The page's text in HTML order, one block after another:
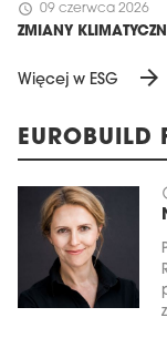
schedule 09 czerwca 2026
ZMIANY
Więcej w ESG arrow_forward
EUROBUILD